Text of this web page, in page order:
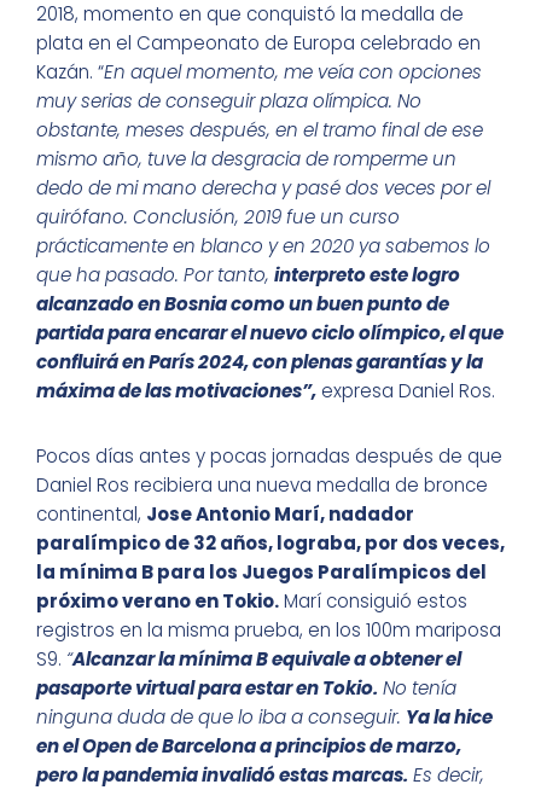
2018, momento en que conquistó la medalla de
plata en el Campeonato de Europa celebrado en
Kazán. “En aquel momento, me veía con opciones
muy serias de conseguir plaza olímpica. No
obstante, meses después, en el tramo final de ese
mismo año, tuve la desgracia de romperme un
dedo de mi mano derecha y pasé dos veces por el
quirófano. Conclusión, 2019 fue un curso
prácticamente en blanco y en 2020 ya sabemos lo
que ha pasado. Por tanto, interpreto este logro
alcanzado en Bosnia como un buen punto de
partida para encarar el nuevo ciclo olímpico, el que
confluirá en París 2024, con plenas garantías y la
máxima de las motivaciones”, expresa Daniel Ros.
Pocos días antes y pocas jornadas después de que
Daniel Ros recibiera una nueva medalla de bronce
continental, Jose Antonio Marí, nadador
paralímpico de 32 años, lograba, por dos veces,
la mínima B para los Juegos Paralímpicos del
próximo verano en Tokio.Marí consiguió estos
registros en la misma prueba, en los 100m mariposa
S9. “Alcanzar la mínima B equivale a obtener el
pasaporte virtual para estar en Tokio. No tenía
ninguna duda de que lo iba a conseguir. Ya la hice
en el Open de Barcelona a principios de marzo,
pero la pandemia invalidó estas marcas. Es decir,